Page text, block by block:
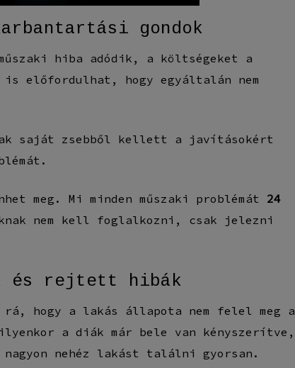
gondok
hiba adódik, a költségeket a
előfordulhat, hogy egyáltalán nem
saját zsebből kellett a javításokért
meg. Mi minden műszaki problémát 24
nem kell foglalkozni, csak jelezni
és rejtett hibák
rá, hogy a lakás állapota nem felel meg a
a diák már bele van kényszerítve,
nehéz lakást találni gyorsan.